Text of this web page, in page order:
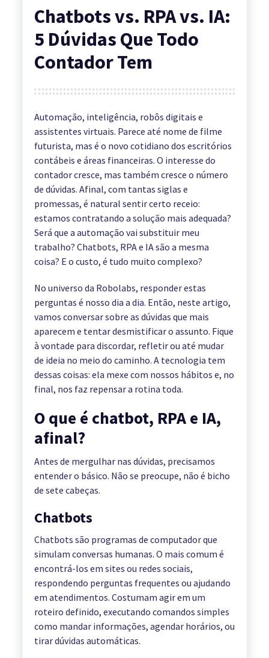
Chatbots vs. RPA vs. IA:
5 Dúvidas Que Todo
Contador Tem
Automação, inteligência, robôs digitais e
assistentes virtuais. Parece até nome de filme
futurista, mas é o novo cotidiano dos escritórios
contábeis e áreas financeiras. O interesse do
contador cresce, mas também cresce o número
de dúvidas. Afinal, com tantas siglas e
promessas, é natural sentir certo receio:
estamos contratando a solução mais adequada?
Será que a automação vai substituir meu
trabalho? Chatbots, RPA e IA são a mesma
coisa? E o custo, é tudo muito complexo?
No universo da Robolabs, responder estas
perguntas é nosso dia a dia. Então, neste artigo,
vamos conversar sobre as dúvidas que mais
aparecem e tentar desmistificar o assunto. Fique
à vontade para discordar, refletir ou até mudar
de ideia no meio do caminho. A tecnologia tem
dessas coisas: ela mexe com nossos hábitos e, no
final, nos faz repensar a rotina toda.
O que é chatbot, RPA e IA,
afinal?
Antes de mergulhar nas dúvidas, precisamos
entender o básico. Não se preocupe, não é bicho
de sete cabeças.
Chatbots
Chatbots são programas de computador que
simulam conversas humanas. O mais comum é
encontrá-los em sites ou redes sociais,
respondendo perguntas frequentes ou ajudando
em atendimentos. Costumam agir em um
roteiro definido, executando comandos simples
como mandar informações, agendar horários, ou
tirar dúvidas automáticas.